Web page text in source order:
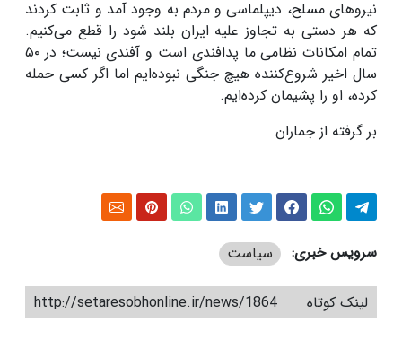
نیروهای مسلح، دیپلماسی و مردم به وجود آمد و ثابت کردند
که هر دستی به تجاوز علیه ایران بلند شود را قطع می‌کنیم.
تمام امکانات نظامی ما پدافندی است و آفندی نیست؛ در ۵۰
سال اخیر شروع‌کننده هیچ جنگی نبوده‌ایم اما اگر کسی حمله
کرده، او را پشیمان کرده‌ایم.
بر گرفته از جماران
سرویس خبری: سیاست
لینک کوتاه http://setaresobhonline.ir/news/1864